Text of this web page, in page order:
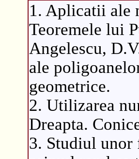
1. Aplicatii ale
Teoremele lui
Angelescu,
ale
geometrice.
2. Utilizarea
Dreapta.
3. Studiul